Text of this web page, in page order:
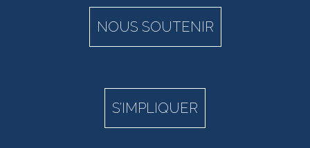
NOUS SOUTENIR
S’IMPLIQUER